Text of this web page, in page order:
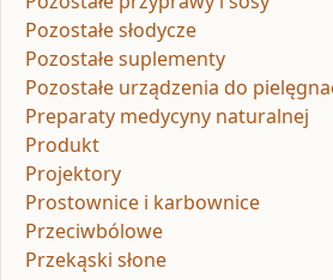
Pozostałe słodycze
Pozostałe suplementy
Pozostałe urządzenia do
Preparaty medycyny naturalnej
Produkt
Projektory
Prostownice i karbownice
Przeciwbólowe
Przekąski słone